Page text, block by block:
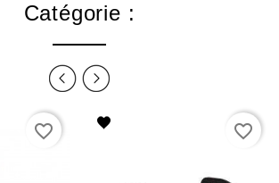
Catégorie :
favorite_border favorite_border